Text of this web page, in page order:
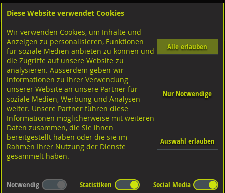
Shop Sicherungselemente
Federscheiben
Diverse Ausführungen
Federscheiben
Diese Website verwendet Cookies
Wir verwenden Cookies, um Inhalte und
Anzeigen zu personalisieren, Funktionen
für soziale Medien anbieten zu können und
die Zugriffe auf unsere Website zu
analysieren. Ausserdem geben wir
Informationen zu Ihrer Verwendung
unserer Website an unsere Partner für
soziale Medien, Werbung und Analysen
weiter. Unsere Partner führen diese
Informationen möglicherweise mit weiteren
Daten zusammen, die Sie ihnen
bereitgestellt haben oder die sie im
Rahmen Ihrer Nutzung der Dienste
gesammelt haben.
Alle erlauben
Nur Notwendige
Auswahl erlauben
Notwendig Statistiken
Social Media